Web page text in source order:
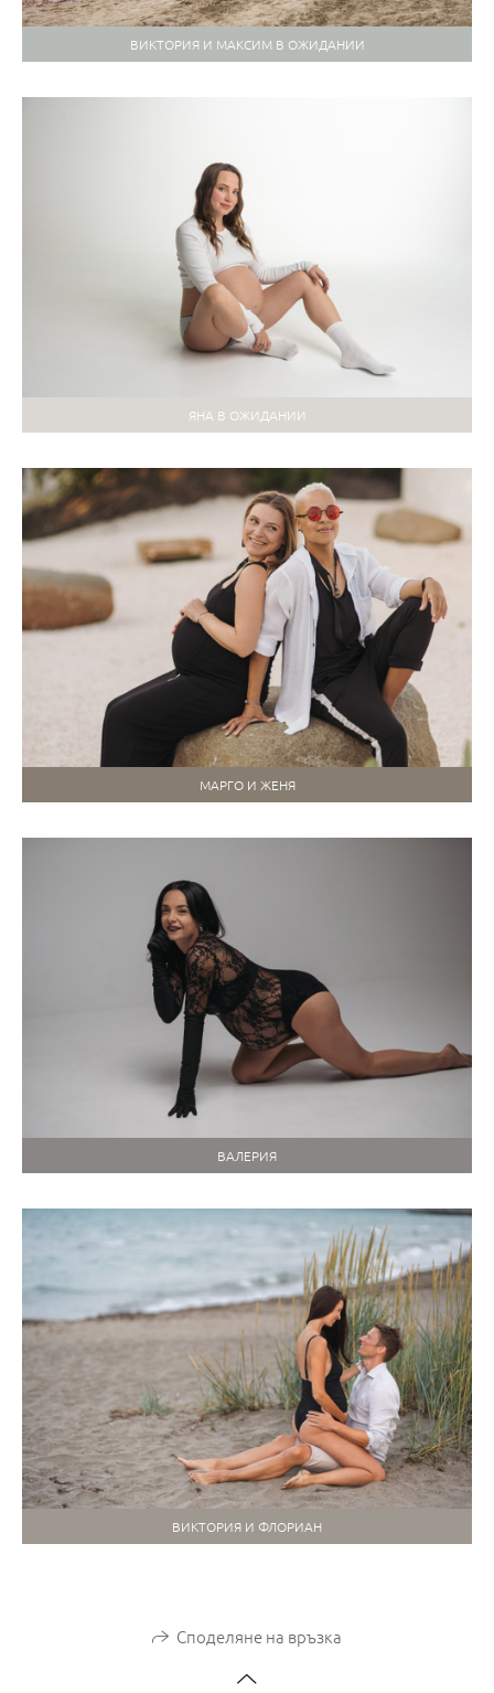
ВИКТОРИЯ И МАКСИМ В ОЖИДАНИИ
ЯНА В ОЖИДАНИИ
МАРГО И ЖЕНЯ
ВАЛЕРИЯ
ВИКТОРИЯ И ФЛОРИАН
Споделяне на връзка